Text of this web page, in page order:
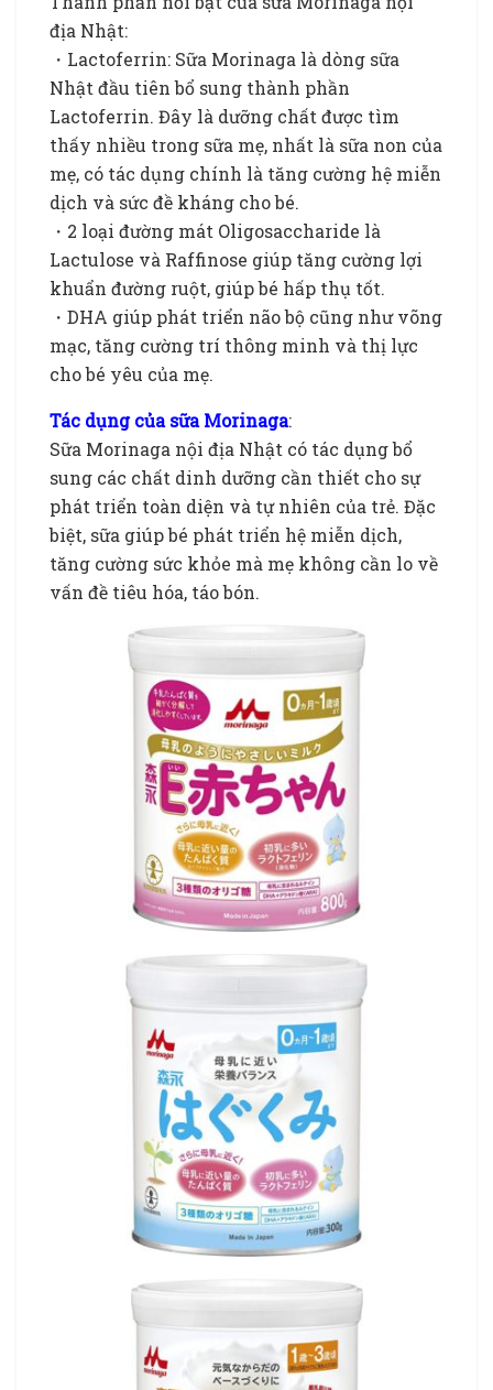
địa Nhật:
・Lactoferrin: Sữa Morinaga là dòng sữa
Nhật đầu tiên bổ sung thành phần
Lactoferrin. Đây là dưỡng chất được tìm
thấy nhiều trong sữa mẹ, nhất là sữa non của
mẹ, có tác dụng chính là tăng cường hệ miễn
dịch và sức đề kháng cho bé.
・2 loại đường mát Oligosaccharide là
Lactulose và Raffinose giúp tăng cường lợi
khuẩn đường ruột, giúp bé hấp thụ tốt.
・DHA giúp phát triển não bộ cũng như võng
mạc, tăng cường trí thông minh và thị lực
cho bé yêu của mẹ.
Tác dụng của sữa Morinaga:
Sữa Morinaga nội địa Nhật có tác dụng bổ
sung các chất dinh dưỡng cần thiết cho sự
phát triển toàn diện và tự nhiên của trẻ. Đặc
biệt, sữa giúp bé phát triển hệ miễn dịch,
tăng cường sức khỏe mà mẹ không cần lo về
vấn đề tiêu hóa, táo bón.